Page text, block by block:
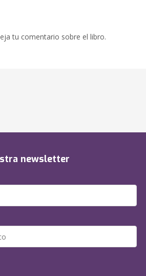
tu comentario sobre el libro.
newsletter